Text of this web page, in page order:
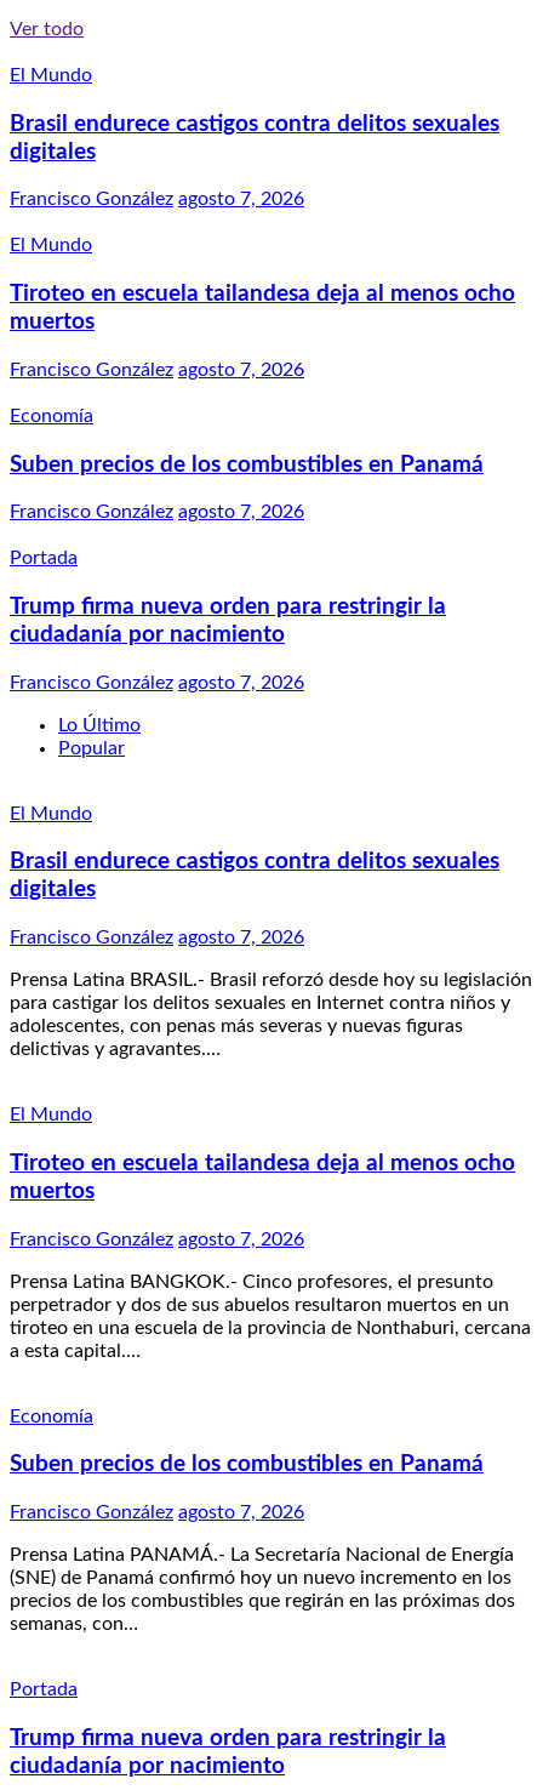
Ver todo
El Mundo
Brasil endurece castigos contra delitos sexuales
digitales
Francisco González agosto 7, 2026
El Mundo
Tiroteo en escuela tailandesa deja al menos ocho
muertos
Francisco González agosto 7, 2026
Economía
Suben precios de los combustibles en Panamá
Francisco González agosto 7, 2026
Portada
Trump firma nueva orden para restringir la
ciudadanía por nacimiento
Francisco González agosto 7, 2026
Lo Último
Popular
El Mundo
Brasil endurece castigos contra delitos sexuales
digitales
Francisco González agosto 7, 2026
Prensa Latina BRASIL.- Brasil reforzó desde hoy su legislación
para castigar los delitos sexuales en Internet contra niños y
adolescentes, con penas más severas y nuevas figuras
delictivas y agravantes.…
El Mundo
Tiroteo en escuela tailandesa deja al menos ocho
muertos
Francisco González agosto 7, 2026
Prensa Latina BANGKOK.- Cinco profesores, el presunto
perpetrador y dos de sus abuelos resultaron muertos en un
tiroteo en una escuela de la provincia de Nonthaburi, cercana
a esta capital.…
Economía
Suben precios de los combustibles en Panamá
Francisco González agosto 7, 2026
Prensa Latina PANAMÁ.- La Secretaría Nacional de Energía
(SNE) de Panamá confirmó hoy un nuevo incremento en los
precios de los combustibles que regirán en las próximas dos
semanas, con…
Portada
Trump firma nueva orden para restringir la
ciudadanía por nacimiento